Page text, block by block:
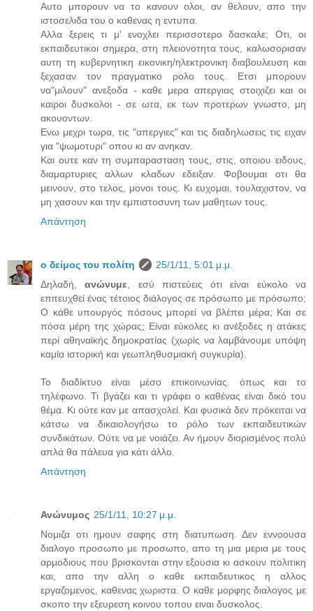
Αυτο μπορουν να το κανουν ολοι, αν θελουν, απο την
ιστοσελιδα του ο καθενας η εντυπα.
Αλλα ξερεις τι μ' ενοχλει περισσοτερο δασκαλε; Οτι, οι
εκπαιδευτικοι σημερα, στη πλειονοτητα τους, καλωσορισαν
αυτη τη κυβερνητικη εικονικη/ηλεκτρονικη διαβουλευση και
ξεχασαν τον πραγματικο ρολο τους. Ετσι μπορουν
να"μιλουν" ανεξοδα - καθε μερα απεργιας στοιχιζει και οι
καιροι δυσκολοι - σε ωτα, εκ των προτερων γνωστο, μη
ακουοντων.
Ενω μεχρι τωρα, τις "απεργιες" και τις διαδηλωσεις τις ειχαν
για "ψωμοτυρι" οπου κι αν ανηκαν.
Και ουτε καν τη συμπαρασταση τους, στις, οποιου ειδους,
διαμαρτυριες αλλων κλαδων εδειξαν. Φοβουμαι οτι θα
μεινουν, στο τελος, μονοι τους. Κι ευχομαι, τουλαχιστον, να
μη χασουν και την εμπιστοσυνη των μαθητων τους.
Απάντηση
ο δείμος του πολίτη
25/1/11, 5:01 μ.μ.
Δηλαδή,ανώνυμε, εσύ πιστεύεις ότι είναι εύκολο να
επιτευχθεί ένας τέτοιος διάλογος σε πρόσωπο με πρόσωπο;
Ο κάθε υπουργός πόσους μπορεί να βλέπει μέρα; Και σε
πόσα μέρη της χώρας; Είναι εύκολες κι ανέξοδες η ατάκες
περί αθηναϊκής δημοκρατίας (χωρίς να λαμβάνουμε υπόψη
καμία ιστορική και γεωπληθυσμιακή συγκυρία).
Το διαδίκτυο είναι μέσο επικοινωνίας. όπως και το
τηλέφωνο. Τι βγάζει και τι γράφει ο καθένας είναι δικό του
θέμα. Κι ούτε καν με απασχολεί. Και φυσικά δεν πρόκειται να
κάτσω να δικαιολογήσω το ρόλο των εκπαιδευτικών
συνδικάτων. Ούτε να με νοιάζει. Αν ήμουν διορισμένος πολύ
απλά θα πάλευα για κάτι άλλο.
Απάντηση
Ανώνυμος 25/1/11, 10:27 μ.μ.
Nομιζα οτι ημουν σαφης στη διατυπωση. Δεν εννοουσα
διαλογο προσωπο με προσωπο, απο τη μια μερια με τους
αρμοδιους που βρισκονται στην εξουσια κι ασκουν πολιτικη
και, απο την αλλη ο καθε εκπαιδευτικος η αλλος
εργαζομενος, καθενας χωριστα. Ο καθε μορφης διαλογος με
σκοπο την εξευρεση κοινου τοπου ειναι δυσκολος.